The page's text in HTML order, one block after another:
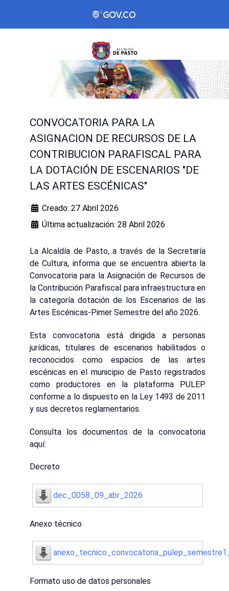
CONVOCATORIA PARA LA
ASIGNACION DE RECURSOS DE LA
CONTRIBUCION PARAFISCAL PARA
LA DOTACIÓN DE ESCENARIOS "DE
LAS ARTES ESCÉNICAS"
Creado: 27 Abril 2026
Última actualización: 28 Abril 2026
La Alcaldía de Pasto, a través de la Secretaría
de Cultura, informa que se encuentra abierta la
Convocatoria para la Asignación de Recursos de
la Contribución Parafiscal para infraestructura en
la categoría dotación de los Escenarios de las
Artes Escénicas-Pimer Semestre del año 2026.
Esta convocatoria está dirigida a personas
jurídicas, titulares de escenarios habilitados o
reconocidos como espacios de las artes
escénicas en el municipio de Pasto registrados
como productores en la plataforma PULEP
conforme a lo dispuesto en la Ley 1493 de 2011
y sus decretos reglamentarios.
Consulta los documentos de la convocatoria
aquí:
Decreto
dec_0058_09_abr_2026
Anexo técnico
Formato uso de datos personales